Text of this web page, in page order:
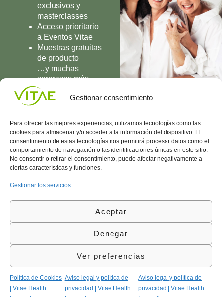
Gestionar consentimiento
Para ofrecer las mejores experiencias, utilizamos tecnologías como las
cookies para almacenar y/o acceder a la información del dispositivo. El
consentimiento de estas tecnologías nos permitirá procesar datos como el
comportamiento de navegación o las identificaciones únicas en este sitio.
No consentir o retirar el consentimiento, puede afectar negativamente a
ciertas características y funciones.
Gestionar los servicios
Aceptar
Denegar
Ver preferencias
Política de Cookies
| Vitae Health
Aviso legal y política de
privacidad | Vitae Health
Aviso legal y política de
privacidad | Vitae Health
exclusivos y
masterclasses
Acceso prioritario
a Eventos Vitae
Muestras gratuitas
de producto
…y muchas
sorpresas más
UNIRME
Conocenos
Vitae
l
Área
Política
de
Política
Calidad
(+34)
935
©Vitae Health Innovation S.L. Todos los derechos